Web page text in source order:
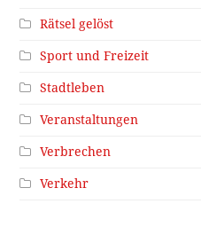
Rätsel gelöst
Sport und Freizeit
Stadtleben
Veranstaltungen
Verbrechen
Verkehr